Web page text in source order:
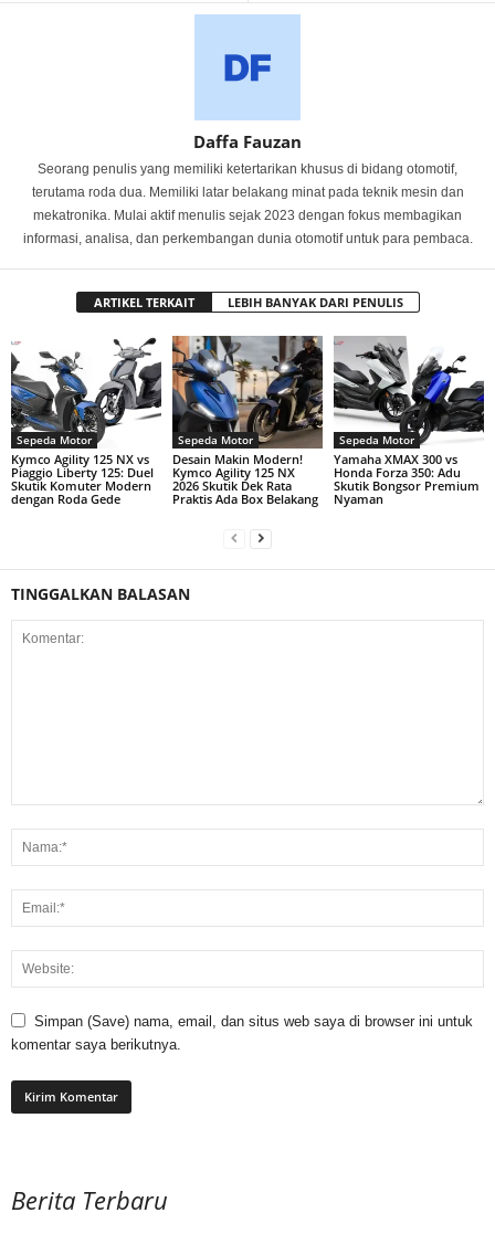
Daffa Fauzan
Seorang penulis yang memiliki ketertarikan khusus di bidang otomotif,
terutama roda dua. Memiliki latar belakang minat pada teknik mesin dan
mekatronika. Mulai aktif menulis sejak 2023 dengan fokus membagikan
informasi, analisa, dan perkembangan dunia otomotif untuk para pembaca.
ARTIKEL TERKAIT LEBIH BANYAK DARI PENULIS
Sepeda Motor
Kymco Agility 125 NX vs
Piaggio Liberty 125: Duel
Skutik Komuter Modern
dengan Roda Gede
Sepeda Motor
Desain Makin Modern!
Kymco Agility 125 NX
2026 Skutik Dek Rata
Praktis Ada Box Belakang
Sepeda Motor
Yamaha XMAX 300 vs
Honda Forza 350: Adu
Skutik Bongsor Premium
Nyaman
TINGGALKAN BALASAN
Simpan (Save) nama, email, dan situs web saya di browser ini untuk
komentar saya berikutnya.
Berita Terbaru